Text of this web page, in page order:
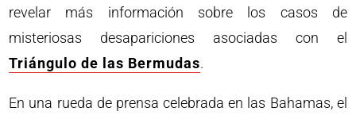
revelar más información sobre los casos de
misteriosas desapariciones asociadas con el
Triángulo de las Bermudas.
En una rueda de prensa celebrada en las Bahamas, el